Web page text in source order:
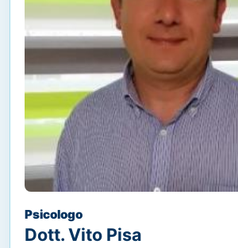
Psicologo
Dott. Vito Pisa